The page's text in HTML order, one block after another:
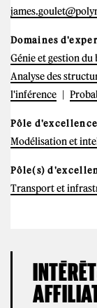
Domaines
Génie et gestion
Analyse des
l'inférence
Pôle
Modélisation et
Pôle(s)
Transport et